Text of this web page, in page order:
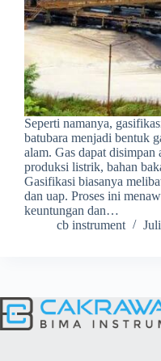
Seperti namanya,
batubara menjadi bentuk
alam. Gas dapat disimpan
produksi listrik, bahan
Gasifikasi biasanya
dan uap. Proses ini
keuntungan dan…
cb instrument